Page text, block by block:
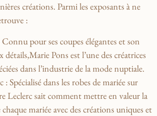
créations.​ Parmi les exposants à ne
:
Connu pour ses coupes élégantes et son
Pons est l’une ⁤des créatrices
dans l’industrie de la mode ​nuptiale.
:⁤ Spécialisé‍ dans les ‍robes de mariée sur
Leclerc ⁢sait comment ​mettre en ‍valeur‌ la
mariée ⁣avec des⁢ créations uniques et